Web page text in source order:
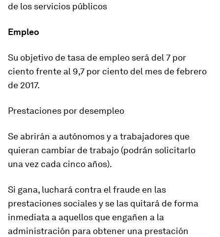
de los servicios públicos
Empleo
Su objetivo detasa de empleo será del 7 por
ciento frente al 9,7 por ciento del mes de febrero
de 2017.
Prestaciones por desempleo
Se abrirán a autónomos y a trabajadores que
quieran cambiar de trabajo (podrán solicitarlo
una vez cada cinco años).
Si gana, luchará contra el fraude en las
prestaciones sociales y se las quitará de forma
inmediata a aquellos que engañen a la
administración para obtener una prestación